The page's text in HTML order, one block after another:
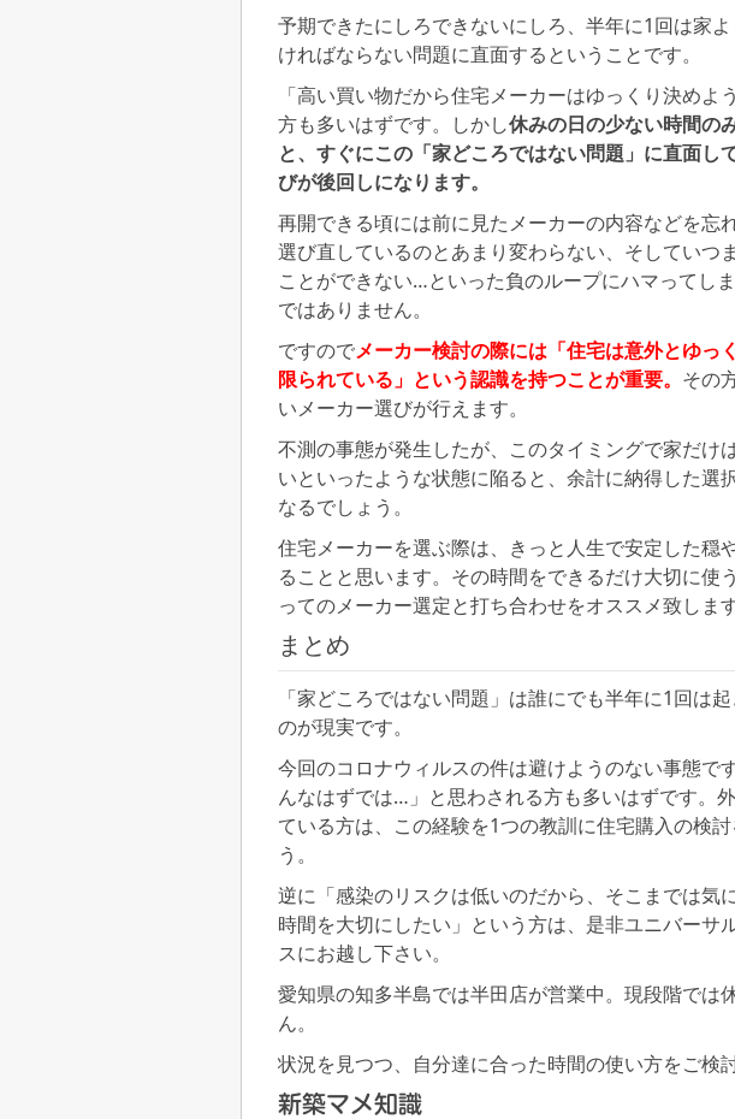
予期できたにしろできないにしろ、半年に1回は家
ければならない問題に直面するということです。
「高い買い物だから住宅メーカーはゆっくり決めよ
方も多いはずです。しかし休みの日の少ない時間の
と、すぐにこの「家どころではない問題」に直面し
びが後回しになります。
再開できる頃には前に見たメーカーの内容などを忘
選び直しているのとあまり変わらない、そしていつ
ことができない…といった負のループにハマってし
ではありません。
ですのでメーカー検討の際には「住宅は意外とゆっ
限られている」という認識を持つことが重要。 その
いメーカー選びが行えます。
不測の事態が発生したが、このタイミングで家だけ
いといったような状態に陥ると、余計に納得した選
なるでしょう。
住宅メーカーを選ぶ際は、きっと人生で安定した穏
ることと思います。その時間をできるだけ大切に使
ってのメーカー選定と打ち合わせをオススメ致します
まとめ
「家どころではない問題」は誰にでも半年に1回は
のが現実です。
今回のコロナウィルスの件は避けようのない事態で
んなはずでは…」と思わされる方も多いはずです。
ている方は、この経験を1つの教訓に住宅購入の検
う。
逆に「感染のリスクは低いのだから、そこまでは気
時間を大切にしたい」という方は、是非ユニバーサ
スにお越し下さい。
愛知県の知多半島では半田店が営業中。現段階では
ん。
状況を見つつ、自分達に合った時間の使い方をご検
新築マメ知識